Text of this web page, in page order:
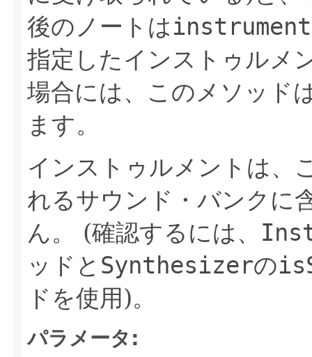
後のノートはinstrument
指定したインストゥルメ
場合には、このメソッド
ます。
インストゥルメントは、
れるサウンド・バンクに
ん。
(確認するには、
ッドと Synthesizerの
ドを使用)。
パラメータ: